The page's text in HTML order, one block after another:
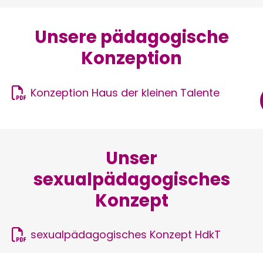
Unsere pädagogische
Konzeption
Konzeption Haus der kleinen Talente
Unser
sexualpädagogisches
Konzept
sexualpädagogisches Konzept HdkT